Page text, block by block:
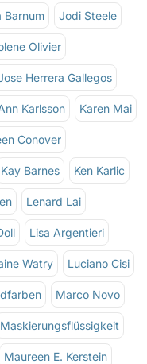
Barnum Jodi Steele
Olivier
Herrera Gallegos
Karlsson Karen Mai
Conover
Kay Barnes Ken Karlic
Lenard Lai
Lisa Argentieri
Watry Luciano Cisi
Marco Novo
Maskierungsflüssigkeit
Maureen E. Kerstein